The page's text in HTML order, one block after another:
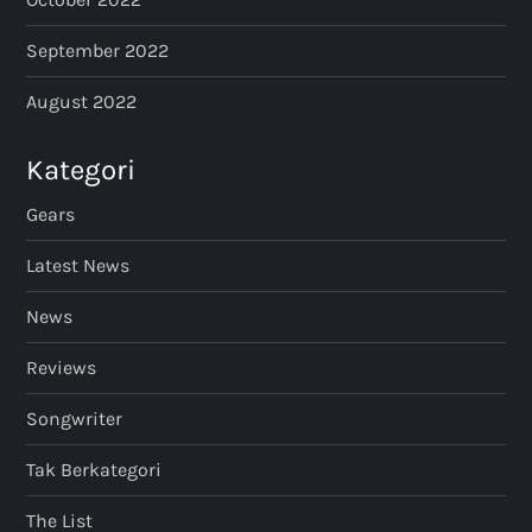
September 2022
August 2022
Kategori
Gears
Latest News
News
Reviews
Songwriter
Tak Berkategori
The List